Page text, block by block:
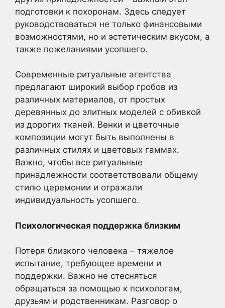
подготовки к похоронам. Здесь следует
руководствоваться не только финансовыми
возможностями, но и эстетическим вкусом, а
также пожеланиями усопшего.
Современные ритуальные агентства
предлагают широкий выбор гробов из
различных материалов, от простых
деревянных до элитных моделей с обивкой
из дорогих тканей. Венки и цветочные
композиции могут быть выполнены в
различных стилях и цветовых гаммах.
Важно, чтобы все ритуальные
принадлежности соответствовали общему
стилю церемонии и отражали
индивидуальность усопшего.
Психологическая поддержка близким
Потеря близкого человека – тяжелое
испытание, требующее времени и
поддержки. Важно не стесняться
обращаться за помощью к психологам,
друзьям и родственникам. Разговор о